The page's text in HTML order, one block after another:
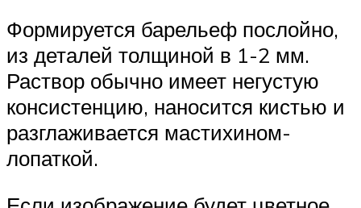
Формируется барельеф послойно,
из деталей толщиной в 1-2 мм.
Раствор обычно имеет негустую
консистенцию, наносится кистью и
разглаживается мастихином-
лопаткой.